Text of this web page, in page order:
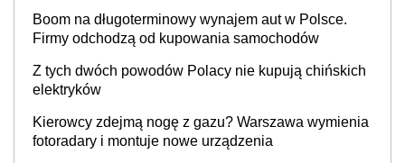
Boom na długoterminowy wynajem aut w Polsce.
Firmy odchodzą od kupowania samochodów
Z tych dwóch powodów Polacy nie kupują chińskich
elektryków
Kierowcy zdejmą nogę z gazu? Warszawa wymienia
fotoradary i montuje nowe urządzenia